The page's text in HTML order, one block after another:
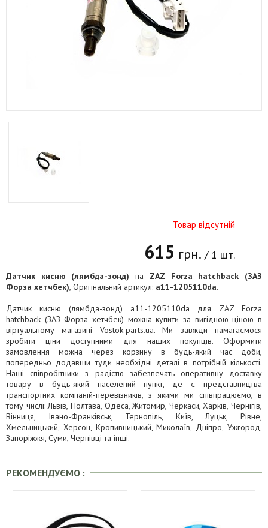
Товар відсутній
615 грн. / 1 шт.
Датчик кисню (лямбда-зонд) на ZAZ Forza hatchback (ЗАЗ
Форза хетчбек), Оригінальний артикул: a11-1205110da.
Датчик кисню (лямбда-зонд) a11-1205110da для ZAZ Forza
hatchback (ЗАЗ Форза хетчбек) можна купити за вигідною ціною в
віртуальному магазині Vostok-parts.ua. Ми завжди намагаємося
зробити ціни доступними для наших покупців. Оформити
замовлення можна через корзину в будь-який час доби,
попередньо додавши туди необхідні деталі в потрібній кількості.
Наші співробітники з радістю забезпечать оперативну доставку
товару в будь-який населений пункт, де є представництва
транспортних компаній-перевізників, з якими ми співпрацюємо, в
тому числі: Львів, Полтава, Одеса, Житомир, Черкаси, Харків, Чернігів,
Вінниця, Івано-Франківськ, Тернопіль, Київ, Луцьк, Рівне,
Хмельницький, Херсон, Кропивницький, Миколаїв, Дніпро, Ужгород,
Запоріжжя, Суми, Чернівці та інші.
РЕКОМЕНДУЄМО :